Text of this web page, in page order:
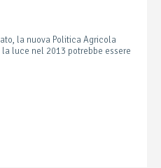
la nuova Politica Agricola
luce nel 2013 potrebbe essere